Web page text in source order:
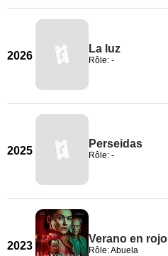
2026
La luz
Rôle: -
2025
Perseidas
Rôle: -
2023
Verano en rojo
Rôle: Abuela